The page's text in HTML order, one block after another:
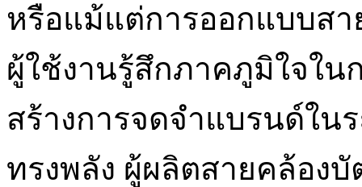
หรือแม้แต่การออกแบบส
ผู้ใช้งานรู้สึกภาคภูมิใจใน
สร้างการจดจำแบรนด์ใน
ทรงพลัง ผู้ผลิตสายคล้อง